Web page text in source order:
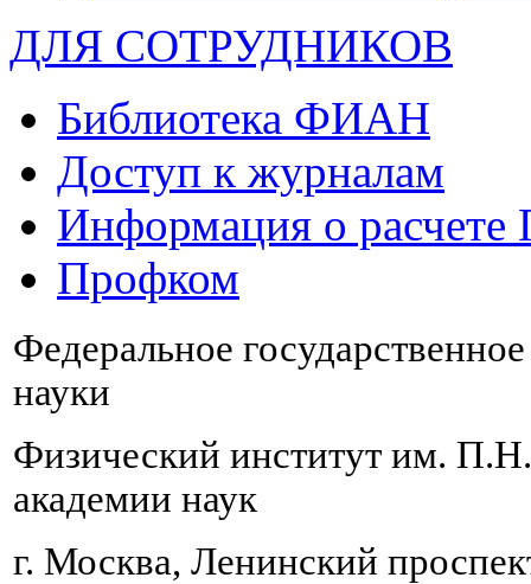
ДЛЯ СОТРУДНИКОВ
Библиотека ФИАН
Доступ к журналам
Информация о
Профком
Федеральное
науки
Физический институт им.
академии наук
г. Москва, Ленинский